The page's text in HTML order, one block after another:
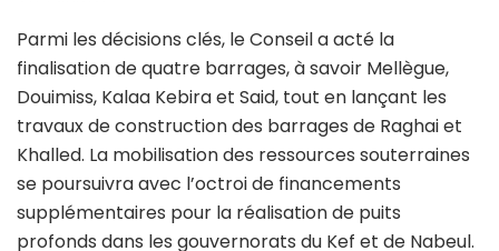
Parmi les décisions clés, le Conseil a acté la
finalisation de quatre barrages, à savoir Mellègue,
Douimiss, Kalaa Kebira et Said, tout en lançant les
travaux de construction des barrages de Raghai et
Khalled. La mobilisation des ressources souterraines
se poursuivra avec l’octroi de financements
supplémentaires pour la réalisation de puits
profonds dans les gouvernorats du Kef et de Nabeul.